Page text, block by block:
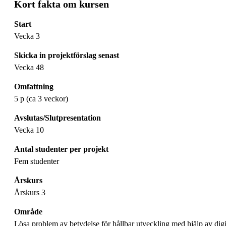
Kort fakta om kursen
Start
Vecka 3
Skicka in projektförslag senast
Vecka 48
Omfattning
5 p (ca 3 veckor)
Avslutas/Slutpresentation
Vecka 10
Antal studenter per projekt
Fem studenter
Årskurs
Årskurs 3
Område
Lösa problem av betydelse för hållbar utveckling med hjälp av